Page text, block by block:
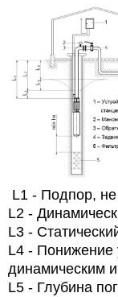
L1 - Подпор,
L2 -
L3 -
L4 - Понижение
динамическим
L5 - Глубина